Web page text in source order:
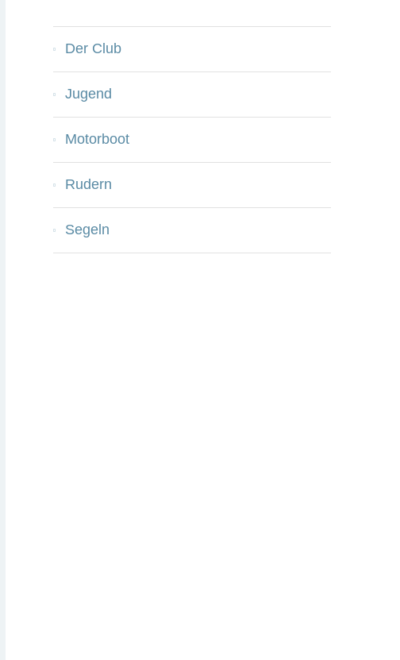
Der Club
Jugend
Motorboot
Rudern
Segeln